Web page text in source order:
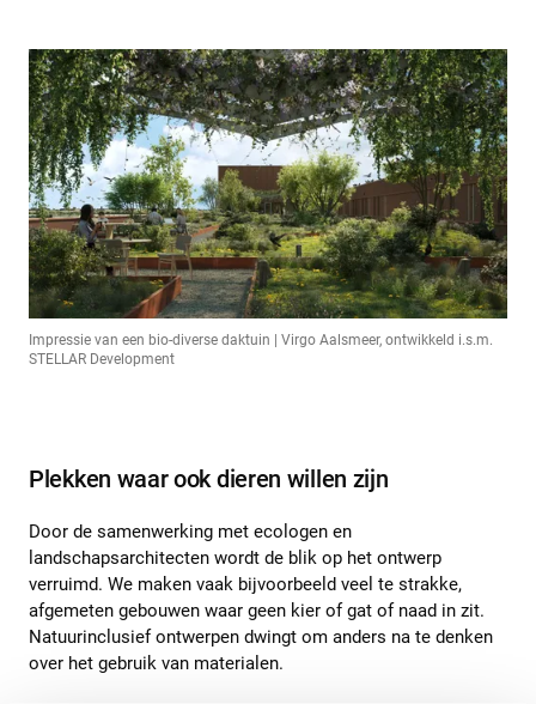
Impressie van een bio-diverse daktuin | Virgo Aalsmeer, ontwikkeld i.s.m.
STELLAR Development
Plekken waar ook dieren willen zijn
Door de samenwerking met ecologen en
landschapsarchitecten wordt de blik op het ontwerp
verruimd. We maken vaak bijvoorbeeld veel te strakke,
afgemeten gebouwen waar geen kier of gat of naad in zit.
Natuurinclusief ontwerpen dwingt om anders na te denken
over het gebruik van materialen.